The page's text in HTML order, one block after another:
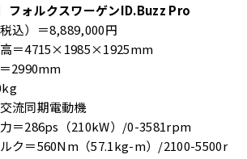
フォルクスワーゲンID.Buzz Pro
込）＝8,889,000円
＝4715×1985×1925mm
2990mm
流同期電動機
＝286ps（210kW）/0-3581rpm
ク＝560Nm（57.1kg-m）/2100-5500r